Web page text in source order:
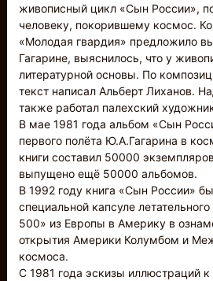
живописный цикл «Сын России»,
человеку, покорившему космос.
«Молодая гвардия» предложило
Гагарине, выяснилось, что у
литературной основы. По
текст написал Альберт Лиханов.
также работал палехский
В мае 1981 года альбом «Сын
первого полёта Ю.А.Гагарина в
книги составил 50000
выпущено ещё 50000 альбомов.
В 1992 году книга «Сын России»
специальной капсуле
500» из Европы в Америку в
открытия Америки Колумбом и
космоса.
С 1981 года эскизы иллюстраций